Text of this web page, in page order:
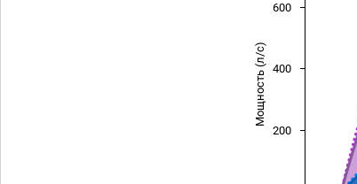
Мощность (л/с)
200
400
600